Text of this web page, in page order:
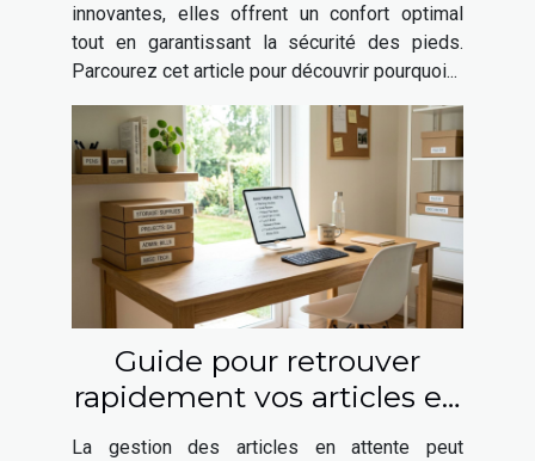
innovantes, elles offrent un confort optimal
tout en garantissant la sécurité des pieds.
Parcourez cet article pour découvrir pourquoi...
Guide pour retrouver
rapidement vos articles en
attente
La gestion des articles en attente peut